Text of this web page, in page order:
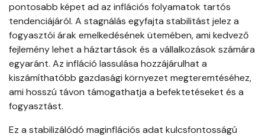
pontosabb képet ad az inflációs folyamatok tartós
tendenciájáról. A stagnálás egyfajta stabilitást jelez a
fogyasztói árak emelkedésének ütemében, ami kedvező
fejlemény lehet a háztartások és a vállalkozások számára
egyaránt. Az infláció lassulása hozzájárulhat a
kiszámíthatóbb gazdasági környezet megteremtéséhez,
ami hosszú távon támogathatja a befektetéseket és a
fogyasztást.
Ez a stabilizálódó maginflációs adat kulcsfontosságú